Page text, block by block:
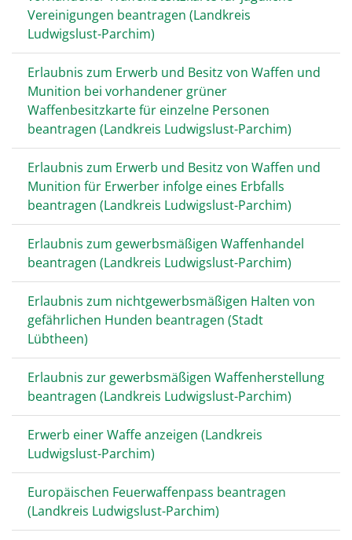
Vereinigungen beantragen (Landkreis
Ludwigslust-Parchim)
Erlaubnis zum Erwerb und Besitz von Waffen und
Munition bei vorhandener grüner
Waffenbesitzkarte für einzelne Personen
beantragen (Landkreis Ludwigslust-Parchim)
Erlaubnis zum Erwerb und Besitz von Waffen und
Munition für Erwerber infolge eines Erbfalls
beantragen (Landkreis Ludwigslust-Parchim)
Erlaubnis zum gewerbsmäßigen Waffenhandel
beantragen (Landkreis Ludwigslust-Parchim)
Erlaubnis zum nichtgewerbsmäßigen Halten von
gefährlichen Hunden beantragen (Stadt
Lübtheen)
Erlaubnis zur gewerbsmäßigen Waffenherstellung
beantragen (Landkreis Ludwigslust-Parchim)
Erwerb einer Waffe anzeigen (Landkreis
Ludwigslust-Parchim)
Europäischen Feuerwaffenpass beantragen
(Landkreis Ludwigslust-Parchim)